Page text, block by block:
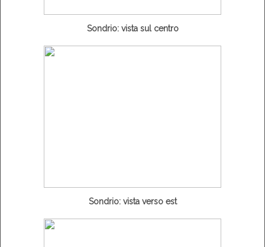
Sondrio: vista sul centro
Sondrio: vista verso est